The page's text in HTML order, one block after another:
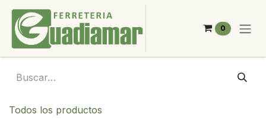
Ir al contenido
0
Todos los productos